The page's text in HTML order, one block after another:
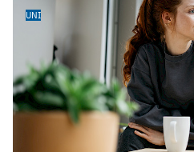
UNI